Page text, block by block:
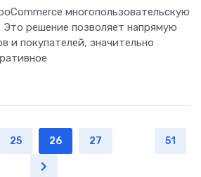
многопользовательскую
решение позволяет напрямую
и покупателей, значительно
25 26 27 51